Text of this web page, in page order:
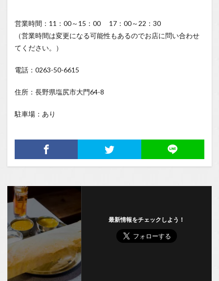
営業時間：11：00～15：00 17：00～22：30
（営業時間は変更になる可能性もあるのでお店に問い合わせ
てください。）
電話：0263-50-6615
住所：長野県塩尻市大門64-8
駐車場：あり
最新情報をチェックしよう！